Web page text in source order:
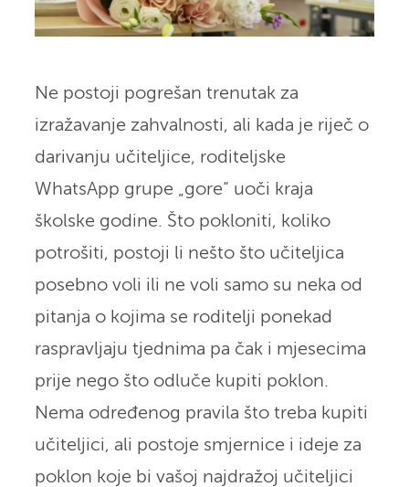
Ne postoji pogrešan trenutak za
izražavanje zahvalnosti, ali kada je riječ o
darivanju učiteljice, roditeljske
WhatsApp grupe „gore“ uoči kraja
školske godine. Što pokloniti, koliko
potrošiti, postoji li nešto što učiteljica
posebno voli ili ne voli samo su neka od
pitanja o kojima se roditelji ponekad
raspravljaju tjednima pa čak i mjesecima
prije nego što odluče kupiti poklon.
Nema određenog pravila što treba kupiti
učiteljici, ali postoje smjernice i ideje za
poklon koje bi vašoj najdražoj učiteljici